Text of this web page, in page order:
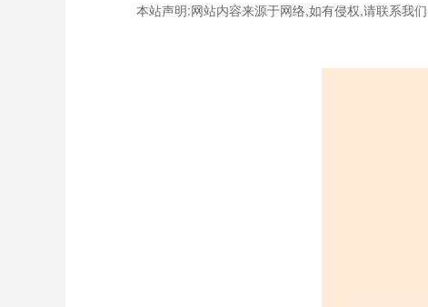
本站声明:网站内容来源于网络,如有侵权,请联系我们